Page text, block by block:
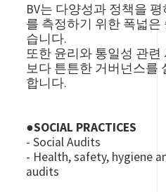
BV는 다양성과 정책을
를 측정하기 위한 폭넓은
습니다.
또한 윤리와 통일성 관련
보다 튼튼한 거버넌스를
합니다.
●SOCIAL PRACTICES
- Social Audits
- Health, safety, hygiene
audits